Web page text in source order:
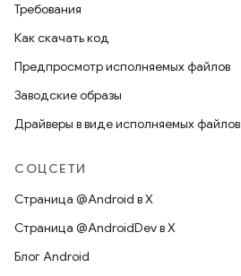
Требования
Как скачать код
Предпросмотр исполняемых файлов
Заводские образы
Драйверы в виде исполняемых файлов
СОЦСЕТИ
Страница @Android в X
Страница @AndroidDev в X
Блог Android